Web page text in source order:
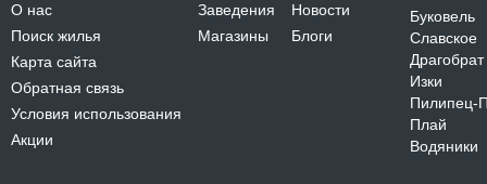
О нас
Поиск жилья
Карта сайта
Обратная связь
Условия использования
Акции
Заведения
Магазины
Новости
Блоги
Буковель
Славское
Драгобрат
Изки
Пилипец-
Плай
Водяники